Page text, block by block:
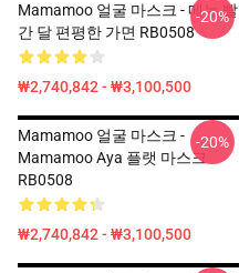
Mamamoo 얼굴 마스크 - 메뉴 빨
간 달 편평한 가면 RB0508
₩2,740,842 - ₩3,100,500
-20%
Mamamoo 얼굴 마스크 -
Mamamoo Aya 플랫 마스크
RB0508
₩2,740,842 - ₩3,100,500
-20%